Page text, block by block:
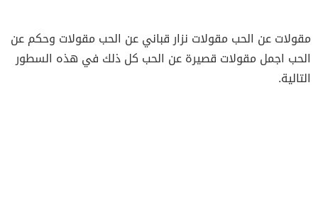
مقولات عن الحب مقولات نزار قباني عن الحب مقولات وحكم عن
الحب اجمل مقولات قصيرة عن الحب كل ذلك في هذه السطور
التالية.